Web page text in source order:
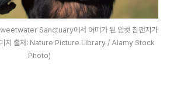
Sanctuary에서 어미가 된 암컷 침팬지가
미지 출처: Nature Picture Library / Alamy Stock
Photo)